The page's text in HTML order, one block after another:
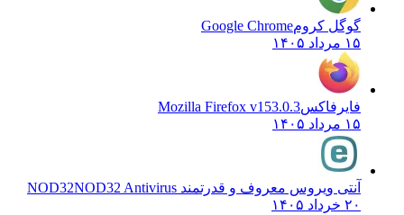
گوگل کرومGoogle Chrome
۱۵ مرداد ۱۴۰۵
فایرفاکسMozilla Firefox v153.0.3
۱۵ مرداد ۱۴۰۵
آنتی ویروس معروف و قدرتمند NOD32 NOD32 Antivirus
۲۰ خرداد ۱۴۰۵